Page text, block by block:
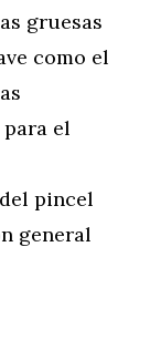
gruesas
como el
el
pincel
general